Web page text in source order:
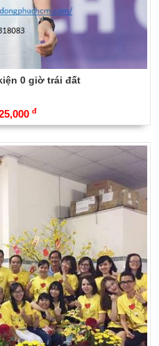
0 giờ trái đất
đ